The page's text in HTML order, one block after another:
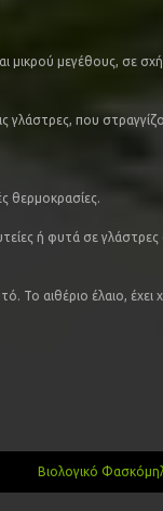
μικρού μεγέθους, σε
γλάστρες, που
θερμοκρασίες.
ή φυτά σε
Το αιθέριο έλαιο, έχει
Βιολογικό